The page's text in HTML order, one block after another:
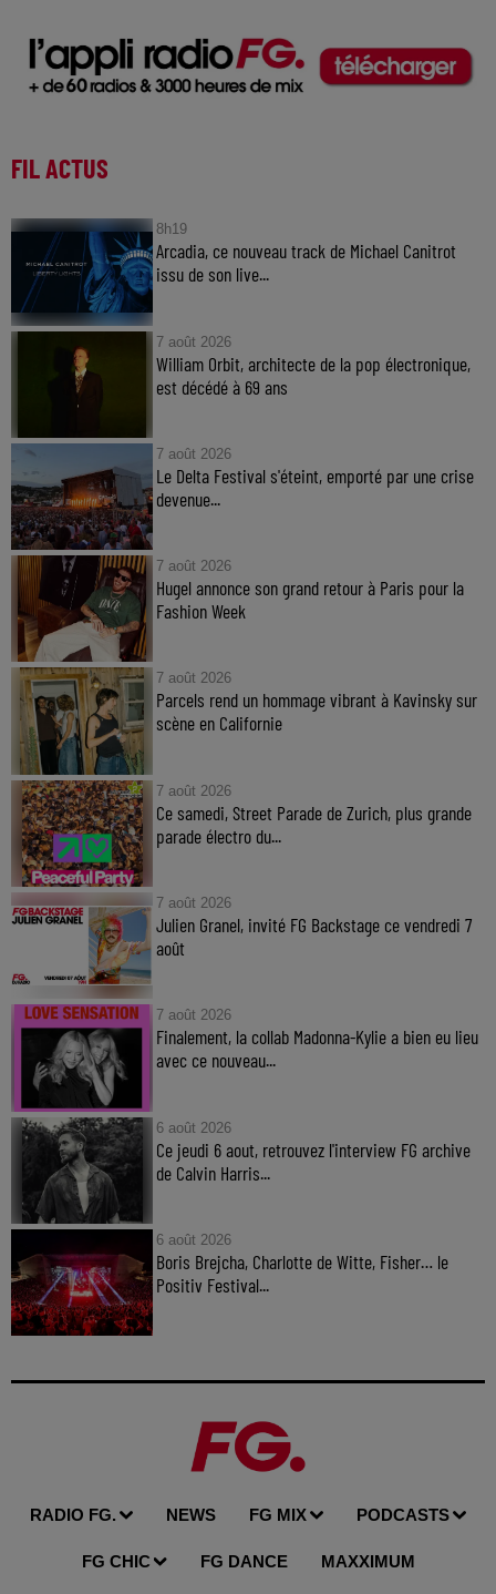
FIL ACTUS
8h19
Arcadia, ce nouveau track de Michael Canitrot
issu de son live...
7 août 2026
William Orbit, architecte de la pop électronique,
est décédé à 69 ans
7 août 2026
Le Delta Festival s'éteint, emporté par une crise
devenue...
7 août 2026
Hugel annonce son grand retour à Paris pour la
Fashion Week
7 août 2026
Parcels rend un hommage vibrant à Kavinsky sur
scène en Californie
7 août 2026
Ce samedi, Street Parade de Zurich, plus grande
parade électro du...
7 août 2026
Julien Granel, invité FG Backstage ce vendredi 7
août
7 août 2026
Finalement, la collab Madonna-Kylie a bien eu lieu
avec ce nouveau...
6 août 2026
Ce jeudi 6 aout, retrouvez l'interview FG archive
de Calvin Harris...
6 août 2026
Boris Brejcha, Charlotte de Witte, Fisher… le
Positiv Festival...
RADIO FG. NEWS FG MIX PODCASTS
FG CHIC FG DANCE MAXXIMUM